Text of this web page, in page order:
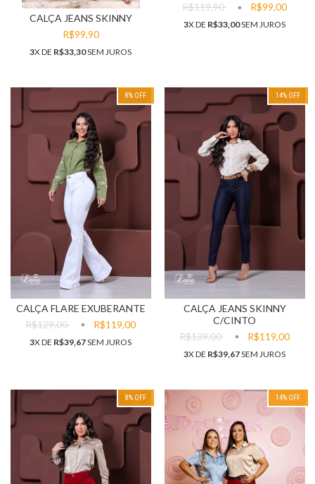
CALÇA JEANS SKINNY
R$99,90
3X DE R$33,30SEM JUROS
R$119,90
R$99,00
3X DE R$33,00SEM JUROS
8% OFF
CALÇA FLARE EXUBERANTE
R$129,00
R$119,00
3X DE R$39,67SEM JUROS
14% OFF
CALÇA JEANS SKINNY
C/CINTO
R$139,00
R$119,00
3X DE R$39,67SEM JUROS
8% OFF 14% OFF